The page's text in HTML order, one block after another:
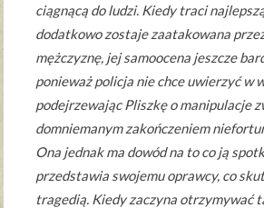
ciągnącą do ludzi. Kiedy traci
dodatkowo zostaje zaatakowana
mężczyznę, jej samoocena jeszcze
ponieważ policja nie chce uwierzyć w
podejrzewając Pliszkę o manipulacje
domniemanym zakończeniem
Ona jednak ma dowód na to co ją
przedstawia swojemu oprawcy, co
tragedią. Kiedy zaczyna otrzymywać